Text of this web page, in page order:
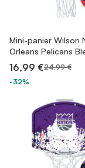
Mini-panier Wilson
Orleans Pelicans
16,99 €24,99 €
-32%